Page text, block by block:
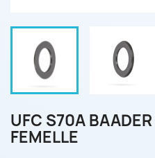
UFC S70A
FEMELLE